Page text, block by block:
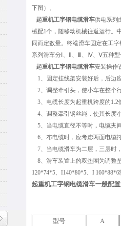
下图）。
起重机工字钢电缆滑车供电系列
械配1个，随移动机械往返运行。
同而定数量。终端滑车固定在工
系列滑车分Ⅰ、Ⅱ、Ⅲ、Ⅳ、Ⅴ五种
起重机工字钢电缆滑车安装操作
1、固定挂线架安装好后，后边
2、调整牵引头，使小车在整个
3、电缆长度为起重机跨度的1.2
4、调整牵引钢丝绳，使其长度
5、当电缆直径不等时，电缆夹
6、布电缆时，应考虑两面电缆
7、当电缆滑车为二层，三层时
8、滑车装置上的双垫圈为调整
120*74*5、I140*80*5、I
起重机工字钢电缆滑车一般配
型号
A